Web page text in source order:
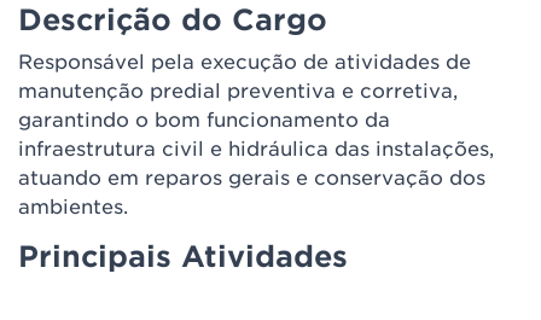
Descrição do Cargo
Responsável pela execução de atividades de
manutenção predial preventiva e corretiva,
garantindo o bom funcionamento da
infraestrutura civil e hidráulica das instalações,
atuando em reparos gerais e conservação dos
ambientes.
Principais Atividades